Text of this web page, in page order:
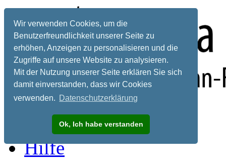
Wir verwenden Cookies, um die
Benutzerfreundlichkeit unserer Seite zu
erhöhen, Anzeigen zu personalisieren und die
Zugriffe auf unsere Website zu analysieren.
Mit der Nutzung unserer Seite erklären Sie sich
damit einverstanden, dass wir Cookies
verwenden. Datenschutzerklärung
Ok, Ich habe verstanden
Registrieren
Hilfe